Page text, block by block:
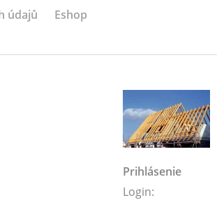
údajů Eshop
Prihlásenie
Login: